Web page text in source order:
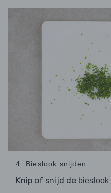
4. Bieslook snijden
Knip of snijd de bieslook